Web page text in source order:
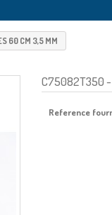
60 CM 3,5 MM
C75082T350-
Reference